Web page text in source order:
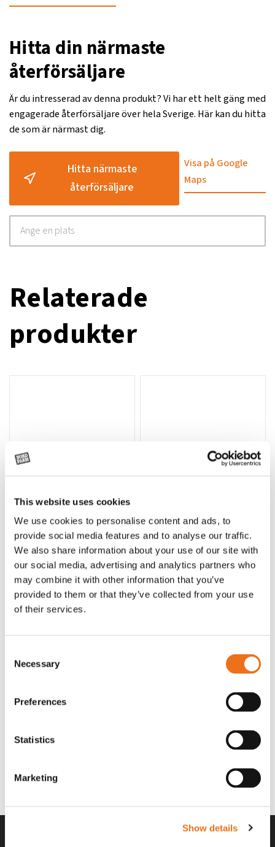
This website uses cookies
We use cookies to personalise content and ads, to
provide social media features and to analyse our traffic.
We also share information about your use of our site with
our social media, advertising and analytics partners who
may combine it with other information that you’ve
provided to them or that they’ve collected from your use
of their services.
Selection
Necessary
Preferences
Statistics
Marketing
Show details
Hitta din närmaste
återförsäljare
Är du intresserad av denna produkt? Vi har ett helt gäng med
engagerade återförsäljare över hela Sverige. Här kan du hitta
de som är närmast dig.
Hitta närmaste
återförsäljare
Visa på Google
Maps
Relaterade
produkter
Lägg till i varukorg
Rotor, komplett med slagor
OR80013456G
(ex. moms)
Grön truckknapp
A00220
kr (ex. moms)
Lägg till i varukorg
Rotor teeth 8t/6k 7.5Gr/8 R6/14 Rotor teeth 8t/6k 0Gr/8 R6/14